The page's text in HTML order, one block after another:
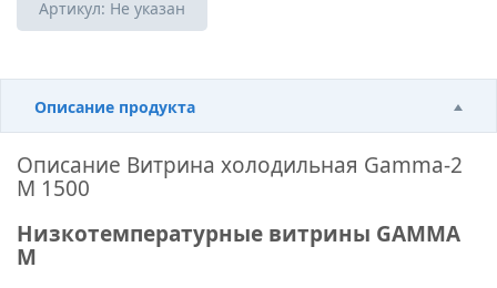
Артикул: Не указан
Описание продукта
Описание Витрина холодильная Gamma-2
M 1500
Низкотемпературные витрины GAMMA
M